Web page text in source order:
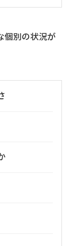
個別の状況が